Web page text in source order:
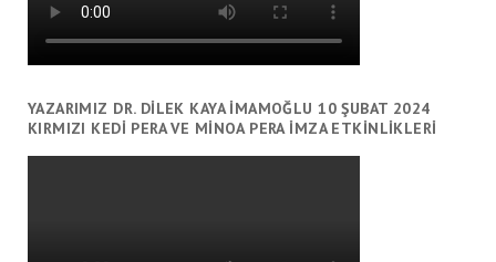
YAZARIMIZ DR. DILEK KAYA İMAMOĞLU 10 ŞUBAT 2024
KIRMIZI KEDI PERA VE MINOA PERA İMZA ETKINLIKLERI